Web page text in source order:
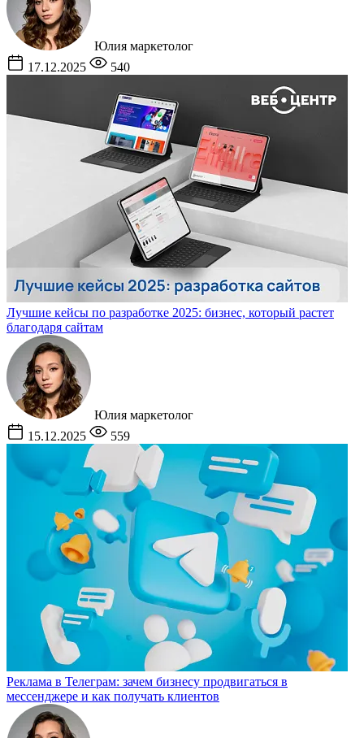
Юлия маркетолог
17.12.2025
540
Лучшие кейсы по разработке 2025: бизнес, который растет
благодаря сайтам
Юлия маркетолог
15.12.2025
559
Реклама в Телеграм: зачем бизнесу продвигаться в
мессенджере и как получать клиентов